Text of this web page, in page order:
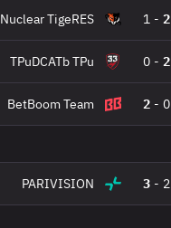
Nuclear TigeRES 1 - 2
TPuDCATb TPu 0 - 2
BetBoom Team 2 - 0
PARIVISION 3 - 2